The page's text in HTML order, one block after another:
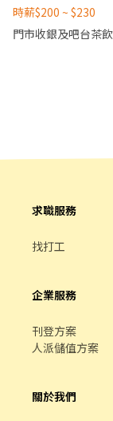
科裡面
需要面對客人) @路
生/退休後來兼職/
作模式，依實際完
時薪$200 ~ $230
門市收銀及吧台茶
求職服務
找打工
企業服務
刊登方案
人派儲值方案
關於我們